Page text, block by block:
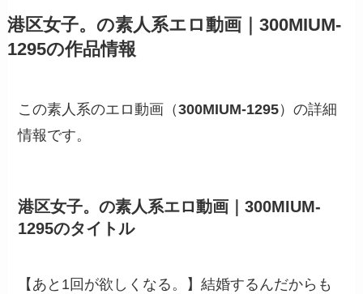
港区女子。の素人系エロ動画｜300MIUM-
1295の作品情報
この素人系のエロ動画（300MIUM-1295）の詳細
情報です。
港区女子。の素人系エロ動画｜300MIUM-
1295のタイトル
【あと1回が欲しくなる。】結婚するんだからも